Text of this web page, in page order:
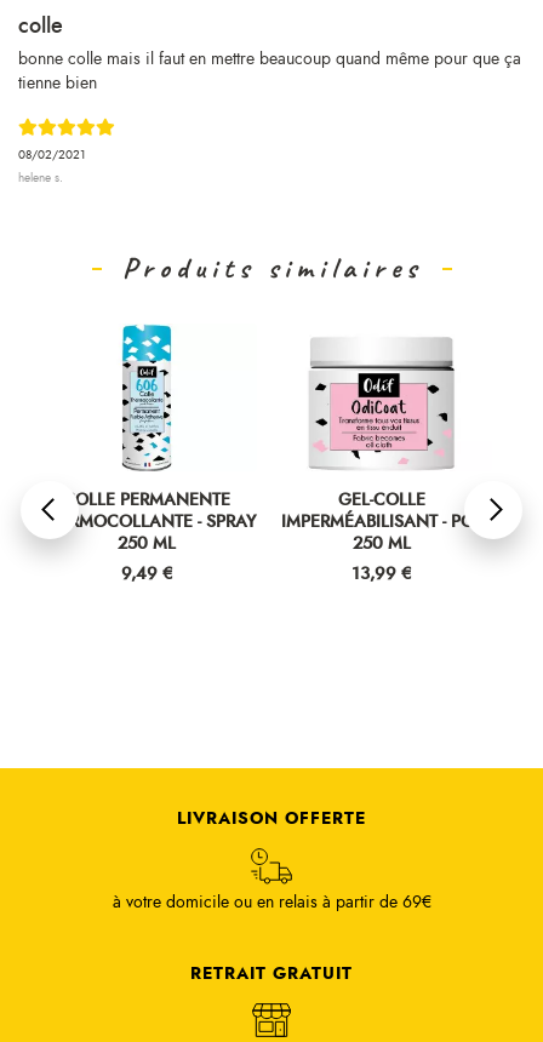
08/02/2021
helene s.
colle
bonne colle mais il faut en mettre beaucoup quand même pour que ça
tienne bien
Produits similaires
- SPRAY
ML
GEL-COLLE
IMPERMÉABILISANT - POT
NETTOYANT COLLE
250 ML
LIVRAISON OFFERTE
à votre domicile ou en relais à partir de 69€
RETRAIT GRATUIT